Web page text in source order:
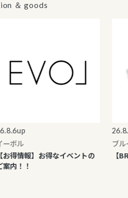
＆ goods
ル
情報】お得なイベントの
！！
26.8.4up
ブルーム
【